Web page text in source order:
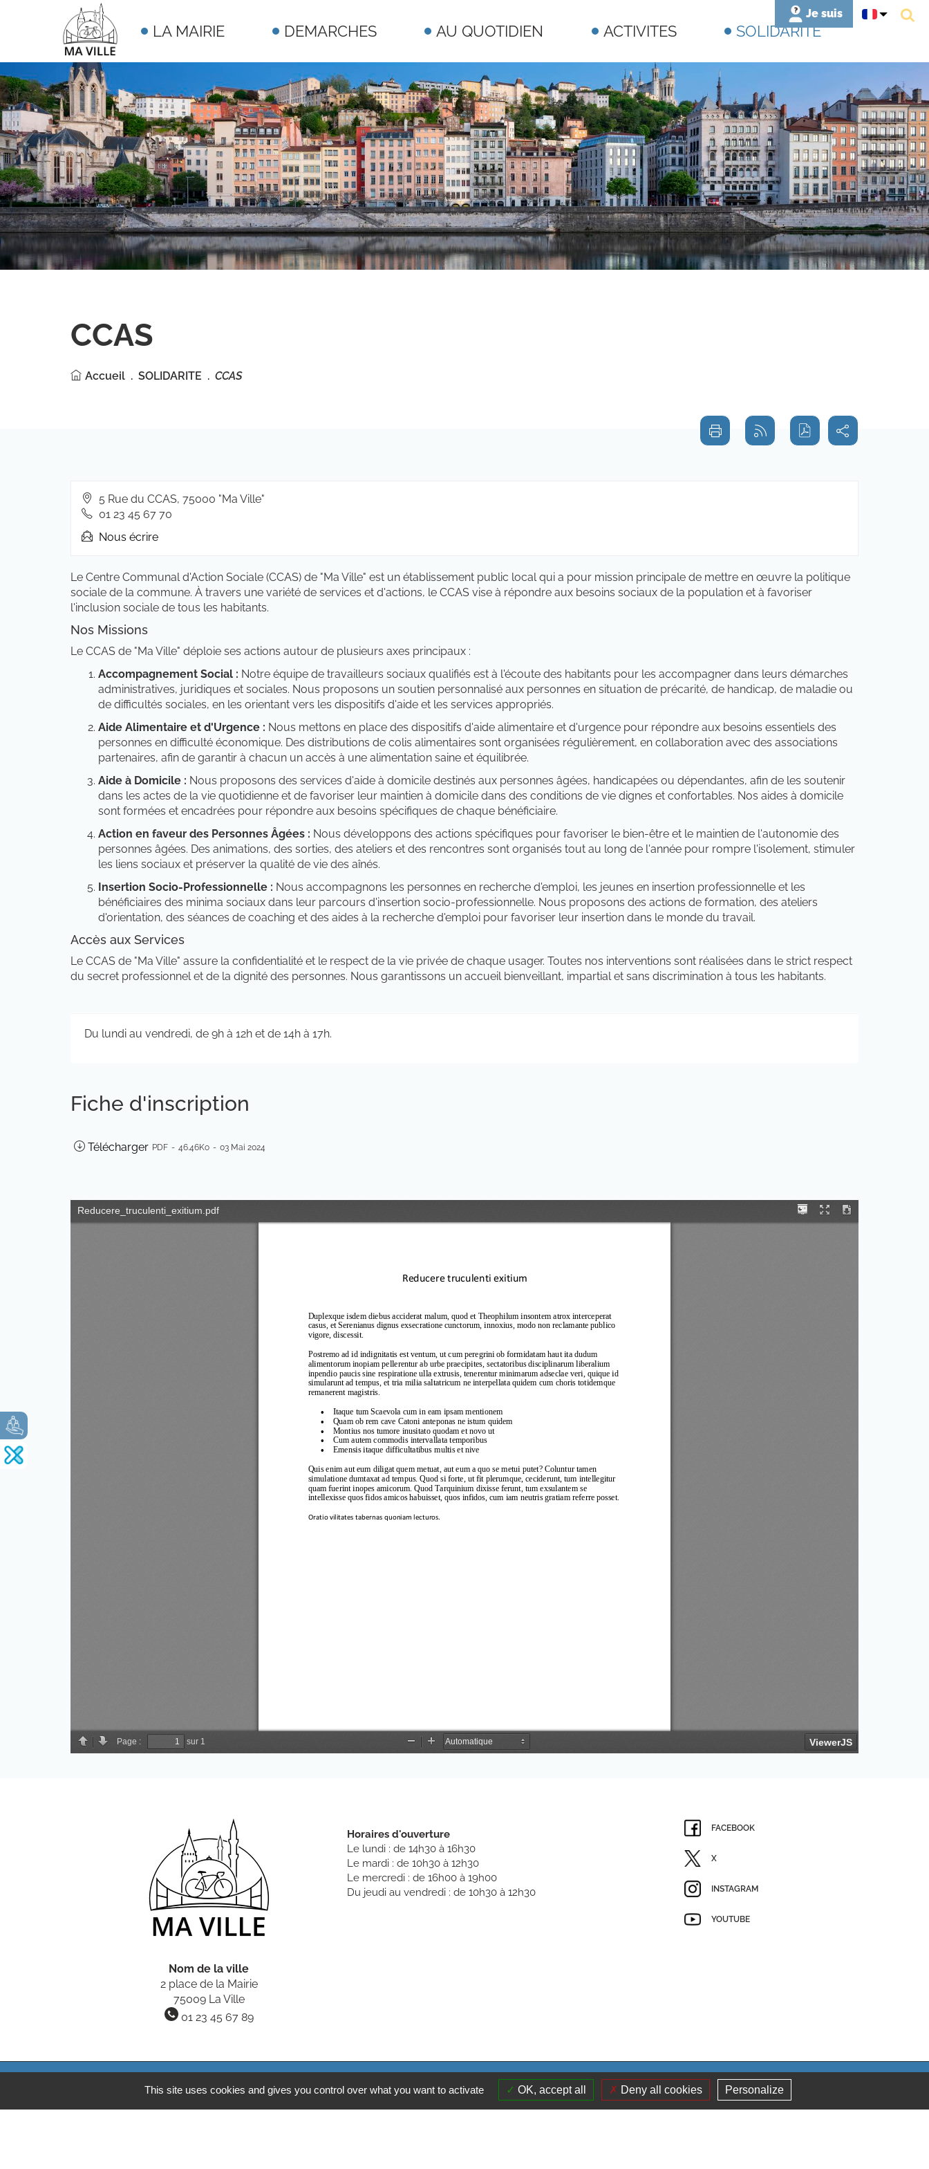
Visiter la page accueil du site de Theme 9
LA MAIRIE DEMARCHES AU QUOTIDIEN ACTIVITES SOLIDARITE
Je suis
Nouvel arrivant
Un parent
Un senior
CCAS
Accueil SOLIDARITE CCAS
Espace
Citoyen
INEXINE
Imprimer
cette
page
Générer
le flux
RSS
Partager
sur les
réseaux
sociaux
Adresse
:
5 Rue du CCAS, 75000 "Ma Ville"
Téléphone
:
01 23 45 67 70
Nous écrire
Le Centre Communal d'Action Sociale (CCAS) de "Ma Ville" est un établissement public local qui a pour mission principale de mettre en œuvre la politique
sociale de la commune. À travers une variété de services et d'actions, le CCAS vise à répondre aux besoins sociaux de la population et à favoriser
l'inclusion sociale de tous les habitants.
Nos Missions
Le CCAS de "Ma Ville" déploie ses actions autour de plusieurs axes principaux :
Accompagnement Social : Notre équipe de travailleurs sociaux qualifiés est à l'écoute des habitants pour les accompagner dans leurs démarches
administratives, juridiques et sociales. Nous proposons un soutien personnalisé aux personnes en situation de précarité, de handicap, de maladie ou
de difficultés sociales, en les orientant vers les dispositifs d'aide et les services appropriés.
Aide Alimentaire et d'Urgence : Nous mettons en place des dispositifs d'aide alimentaire et d'urgence pour répondre aux besoins essentiels des
personnes en difficulté économique. Des distributions de colis alimentaires sont organisées régulièrement, en collaboration avec des associations
partenaires, afin de garantir à chacun un accès à une alimentation saine et équilibrée.
Aide à Domicile : Nous proposons des services d'aide à domicile destinés aux personnes âgées, handicapées ou dépendantes, afin de les soutenir
dans les actes de la vie quotidienne et de favoriser leur maintien à domicile dans des conditions de vie dignes et confortables. Nos aides à domicile
sont formées et encadrées pour répondre aux besoins spécifiques de chaque bénéficiaire.
Action en faveur des Personnes Âgées : Nous développons des actions spécifiques pour favoriser le bien-être et le maintien de l'autonomie des
personnes âgées. Des animations, des sorties, des ateliers et des rencontres sont organisés tout au long de l'année pour rompre l'isolement, stimuler
les liens sociaux et préserver la qualité de vie des aînés.
Insertion Socio-Professionnelle : Nous accompagnons les personnes en recherche d'emploi, les jeunes en insertion professionnelle et les
bénéficiaires des minima sociaux dans leur parcours d'insertion socio-professionnelle. Nous proposons des actions de formation, des ateliers
d'orientation, des séances de coaching et des aides à la recherche d'emploi pour favoriser leur insertion dans le monde du travail.
Accès aux Services
Le CCAS de "Ma Ville" assure la confidentialité et le respect de la vie privée de chaque usager. Toutes nos interventions sont réalisées dans le strict respect
du secret professionnel et de la dignité des personnes. Nous garantissons un accueil bienveillant, impartial et sans discrimination à tous les habitants.
Du lundi au vendredi, de 9h à 12h et de 14h à 17h.
Fiche d'inscription
Télécharger PDF 46.46Ko 03 Mai 2024
Nom de la ville
2 place de la Mairie
75009 La Ville
01 23 45 67 89
Horaires d'ouverture
Le lundi : de 14h30 à 16h30
Le mardi : de 10h30 à 12h30
Le mercredi : de 16h00 à 19h00
Du jeudi au vendredi : de 10h30 à 12h30
FACEBOOK
X
INSTAGRAM
YOUTUBE
Accessibilité Contact Mon espace Contribuer Plan de site Façonné par
This site uses cookies and gives you control over what you want to activate OK, accept all Deny all cookies Personalize